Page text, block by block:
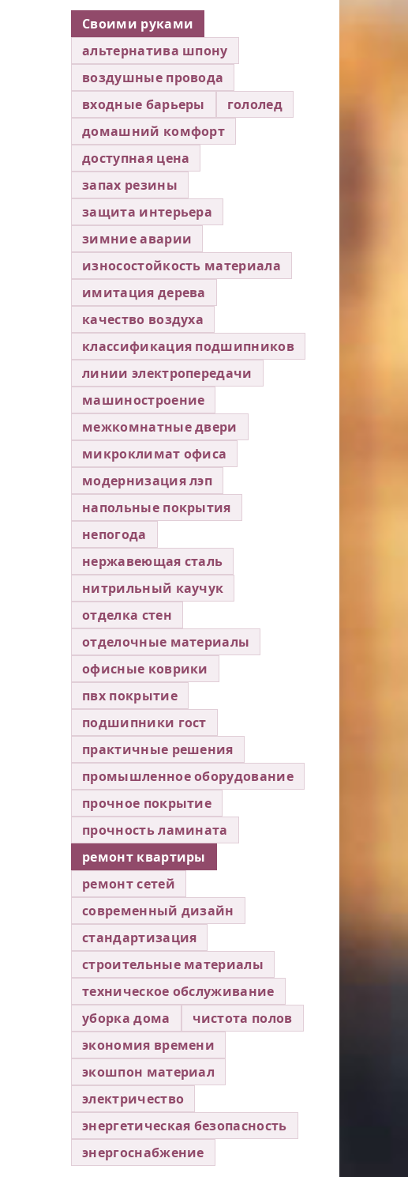
Своими руками
альтернатива шпону
воздушные провода
входные барьеры
гололед
домашний комфорт
доступная цена
запах резины
защита интерьера
зимние аварии
износостойкость материала
имитация дерева
качество воздуха
классификация подшипников
линии электропередачи
машиностроение
межкомнатные двери
микроклимат офиса
модернизация лэп
напольные покрытия
непогода
нержавеющая сталь
нитрильный каучук
отделка стен
отделочные материалы
офисные коврики
пвх покрытие
подшипники гост
практичные решения
промышленное оборудование
прочное покрытие
прочность ламината
ремонт квартиры
ремонт сетей
современный дизайн
стандартизация
строительные материалы
техническое обслуживание
уборка дома
чистота полов
экономия времени
экошпон материал
электричество
энергетическая безопасность
энергоснабжение